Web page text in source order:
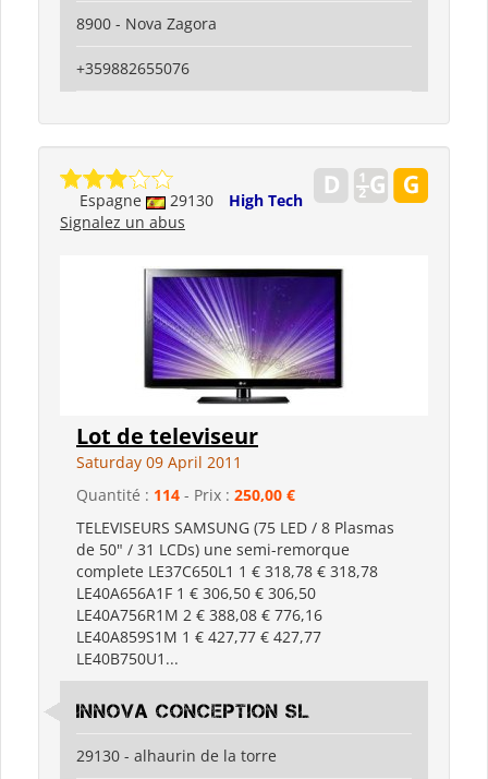
8900 - Nova Zagora
+359882655076
Espagne 29130
High Tech
Signalez un abus
Lot de televiseur
Saturday 09 April 2011
Quantité : 114 - Prix : 250,00 €
TELEVISEURS SAMSUNG (75 LED / 8 Plasmas
de 50" / 31 LCDs) une semi-remorque
complete LE37C650L1 1 € 318,78 € 318,78
LE40A656A1F 1 € 306,50 € 306,50
LE40A756R1M 2 € 388,08 € 776,16
LE40A859S1M 1 € 427,77 € 427,77
LE40B750U1...
innova conception sl
29130 - alhaurin de la torre